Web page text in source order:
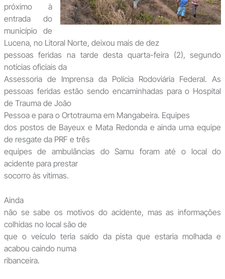
próximo à
entrada do
município de
Lucena, no Litoral Norte, deixou mais de dez
pessoas feridas na tarde desta quarta-feira (2), segundo
notícias oficiais da
Assessoria de Imprensa da Polícia Rodoviária Federal. As
pessoas feridas estão sendo encaminhadas para o Hospital
de Trauma de João
Pessoa e para o Ortotrauma em Mangabeira. Equipes
dos postos de Bayeux e Mata Redonda e ainda uma equipe
de resgate da PRF e três
equipes de ambulâncias do Samu foram até o local do
acidente para prestar
socorro às vítimas.
Ainda
não se sabe os motivos do acidente, mas as informações
colhidas no local são de
que o veículo teria saído da pista que estaria molhada e
acabou caindo numa
ribanceira.